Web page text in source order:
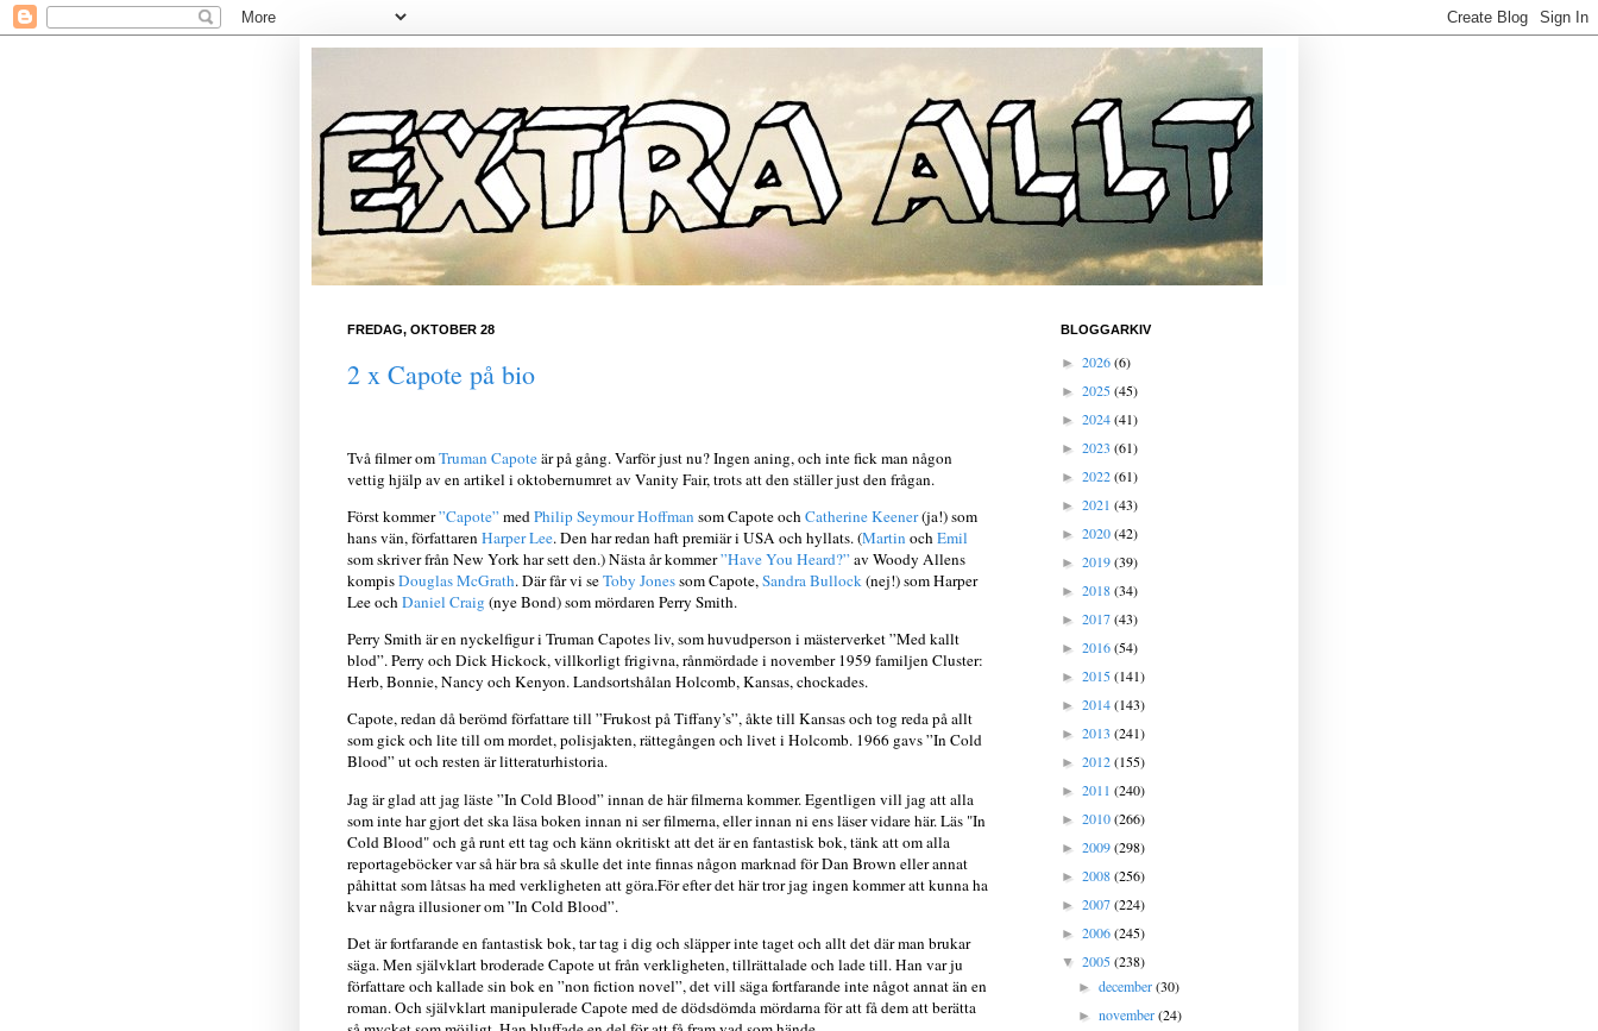
FREDAG, OKTOBER 28
2 x Capote på bio
Två filmer omTruman Capoteär på gång. Varför just nu? Ingen aning, och inte fick man någon
vettig hjälp av en artikel i oktobernumret av Vanity Fair, trots att den ställer just den frågan.
Först kommer”Capote”medPhilip Seymour Hoffman som Capote ochCatherine Keener(ja!) som
hans vän, författarenHarper Lee. Den har redan haft premiär i USA och hyllats. (Martin ochEmil
som skriver från New York har sett den.) Nästa år kommer”Have You Heard?”av Woody Allens
kompisDouglas McGrath. Där får vi seToby Jonessom Capote,Sandra Bullock(nej!) som Harper
Lee ochDaniel Craig (nye Bond) som mördaren Perry Smith.
Perry Smith är en nyckelfigur i Truman Capotes liv, som huvudperson i mästerverket ”Med kallt
blod”. Perry och Dick Hickock, villkorligt frigivna, rånmördade i november 1959 familjen Cluster:
Herb, Bonnie, Nancy och Kenyon. Landsortshålan Holcomb, Kansas, chockades.
Capote, redan då berömd författare till ”Frukost på Tiffany’s”, åkte till Kansas och tog reda på allt
som gick och lite till om mordet, polisjakten, rättegången och livet i Holcomb. 1966 gavs ”In Cold
Blood” ut och resten är litteraturhistoria.
Jag är glad att jag läste ”In Cold Blood” innan de här filmerna kommer. Egentligen vill jag att alla
som inte har gjort det ska läsa boken innan ni ser filmerna, eller innan ni ens läser vidare här. Läs "In
Cold Blood" och gå runt ett tag och känn okritiskt att det är en fantastisk bok, tänk att om alla
reportageböcker var så här bra så skulle det inte finnas någon marknad för Dan Brown eller annat
påhittat som låtsas ha med verkligheten att göra.För efter det här tror jag ingen kommer att kunna ha
kvar några illusioner om ”In Cold Blood”.
Det är fortfarande en fantastisk bok, tar tag i dig och släpper inte taget och allt det där man brukar
säga. Men självklart broderade Capote ut från verkligheten, tillrättalade och lade till. Han var ju
författare och kallade sin bok en ”non fiction novel”, det vill säga fortfarande inte något annat än en
roman. Och självklart manipulerade Capote med de dödsdömda mördarna för att få dem att berätta
BLOGGARKIV
► 2026(6)
► 2025(45)
► 2024(41)
► 2023 (61)
► 2022(61)
► 2021 (43)
► 2020(42)
► 2019(39)
► 2018(34)
► 2017(43)
► 2016(54)
► 2015(141)
► 2014(143)
► 2013 (241)
► 2012(155)
► 2011 (240)
► 2010(266)
► 2009(298)
► 2008(256)
► 2007(224)
► 2006(245)
▼ 2005(238)
►december(30)
►november(24)